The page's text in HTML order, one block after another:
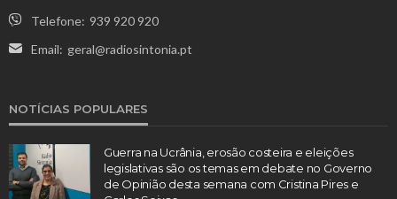
Telefone: 939 920 920
Email: geral@radiosintonia.pt
NOTÍCIAS POPULARES
Guerra na Ucrânia, erosão costeira e eleições
legislativas são os temas em debate no Governo
de Opinião desta semana com Cristina Pires e